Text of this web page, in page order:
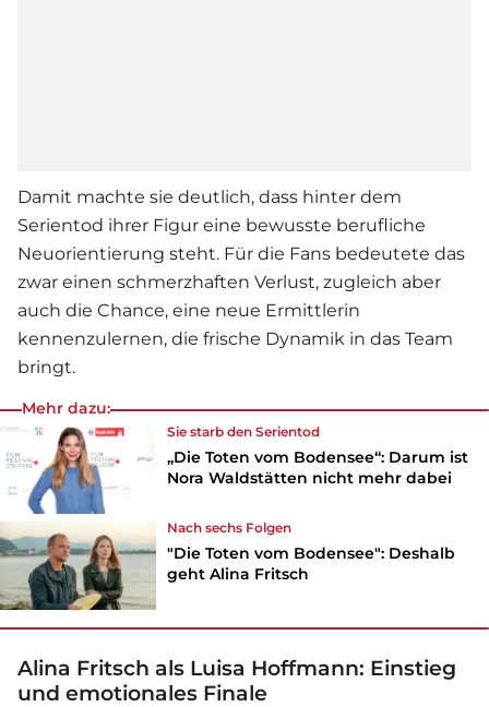
Damit machte sie deutlich, dass hinter dem
Serientod ihrer Figur eine bewusste berufliche
Neuorientierung steht. Für die Fans bedeutete das
zwar einen schmerzhaften Verlust, zugleich aber
auch die Chance, eine neue Ermittlerin
kennenzulernen, die frische Dynamik in das Team
bringt.
Mehr dazu:
Sie starb denSerientod
„Die Toten vom Bodensee“: Darum ist
Nora Waldstätten nicht mehr dabei
Nach sechs Folgen
"Die Toten vom Bodensee": Deshalb
geht Alina Fritsch
Alina Fritsch als Luisa Hoffmann: Einstieg
und emotionales Finale